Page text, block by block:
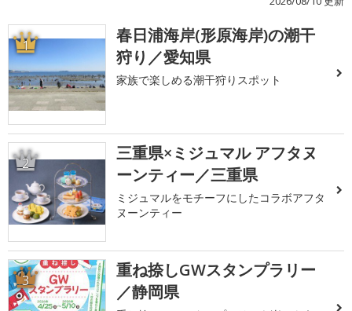
1
春日浦海岸(形原海岸)の潮干
狩り／愛知県
家族で楽しめる潮干狩りスポット
2
三重県×ミジュマル アフタヌ
ーンティー／三重県
ミジュマルをモチーフにしたコラボアフタ
ヌーンティー
3
重ね捺しGWスタンプラリー
／静岡県